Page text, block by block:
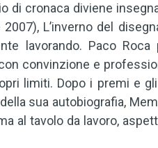
di cronaca diviene
L’inverno del
lavorando. Paco Roca
convinzione e
limiti. Dopo i premi e
sua autobiografia,
al tavolo da lavoro,